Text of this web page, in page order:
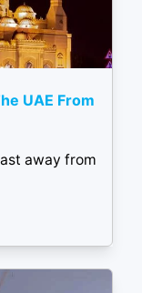
UAE From
away from